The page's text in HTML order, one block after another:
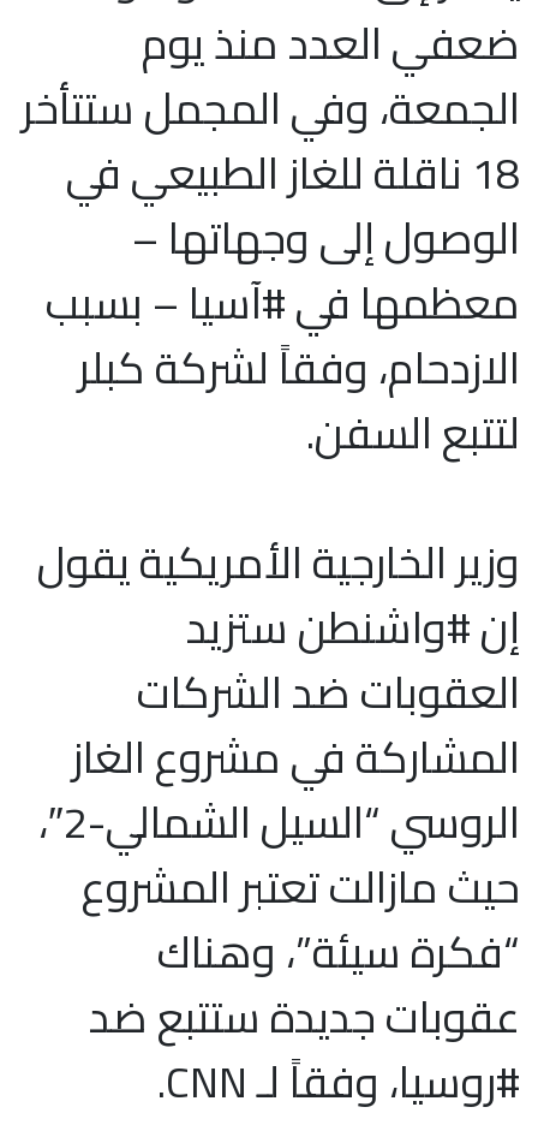
ضعفي العدد منذ يوم
الجمعة، وفي المجمل ستتأخر
18 ناقلة للغاز الطبيعي في
الوصول إلى وجهاتها –
معظمها في #آسيا – بسبب
الازدحام، وفقاً لشركة كبلر
لتتبع السفن.
وزير الخارجية الأمريكية يقول
إن #واشنطن ستزيد
العقوبات ضد الشركات
المشاركة في مشروع الغاز
الروسي “السيل الشمالي-2″،
حيث مازالت تعتبر المشروع
“فكرة سيئة”، وهناك
عقوبات جديدة ستتبع ضد
#روسيا، وفقاً لـ CNN.